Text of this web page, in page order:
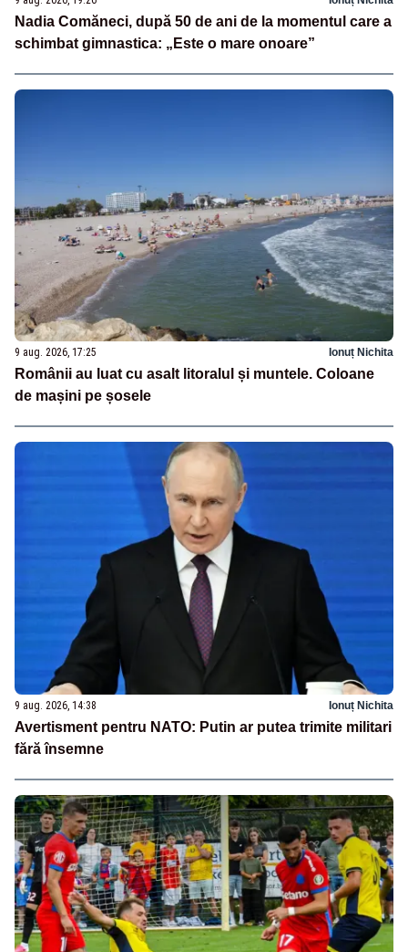
Nadia Comăneci, după 50 de ani de la momentul care a
schimbat gimnastica: „Este o mare onoare”
9 aug. 2026, 17:25 Ionuț Nichita
Românii au luat cu asalt litoralul și muntele. Coloane
de mașini pe șosele
9 aug. 2026, 14:38 Ionuț Nichita
Avertisment pentru NATO: Putin ar putea trimite militari
fără însemne